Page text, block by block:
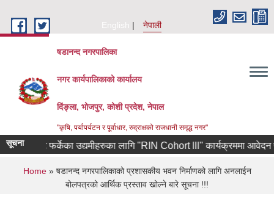
English
नेपाली
षडानन्द नगरपालिका
नगर कार्यपालिकाको कार्यालय
दिंङ्ला, भोजपुर, कोशी प्रदेश, नेपाल
"कृषि, पर्यापर्यटन र पूर्वाधार, रुद्राक्षको राजधानी समृद्ध नगर"
सूचना फर्केका उद्यमीहरुका लागि "RIN Cohort lll" कार्यक्रममा आवेदन पेश
You are here
Home» षडानन्द नगरपालिकाको प्रशासकीय भवन निर्माणको लागि अनलाईन
बोलपत्रको आर्थिक प्रस्ताव खोल्ने बारे सूचना !!!